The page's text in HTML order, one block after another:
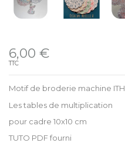
6,00 €
TTC
Motif de broderie machine ITH
Les tables de multiplication
pour cadre 10x10 cm
TUTO PDF fourni